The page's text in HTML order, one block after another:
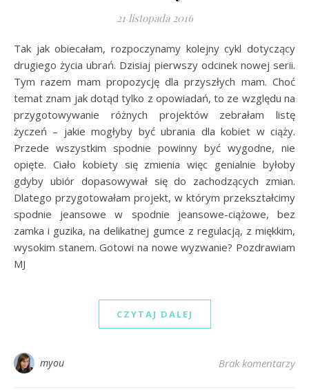
21 listopada 2016
Tak jak obiecałam, rozpoczynamy kolejny cykl dotyczący
drugiego życia ubrań. Dzisiaj pierwszy odcinek nowej serii.
Tym razem mam propozycję dla przyszłych mam. Choć
temat znam jak dotąd tylko z opowiadań, to ze względu na
przygotowywanie różnych projektów zebrałam listę
życzeń – jakie mogłyby być ubrania dla kobiet w ciąży.
Przede wszystkim spodnie powinny być wygodne, nie
opięte. Ciało kobiety się zmienia więc genialnie byłoby
gdyby ubiór dopasowywał się do zachodzących zmian.
Dlatego przygotowałam projekt, w którym przekształcimy
spodnie jeansowe w spodnie jeansowe-ciążowe, bez
zamka i guzika, na delikatnej gumce z regulacją, z miękkim,
wysokim stanem. Gotowi na nowe wyzwanie? Pozdrawiam
MJ
CZYTAJ DALEJ
myou Brak komentarzy